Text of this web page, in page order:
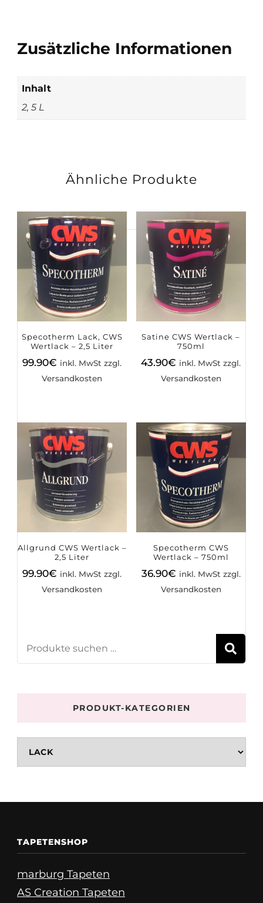
Zusätzliche Informationen
Inhalt
2, 5 L
Ähnliche Produkte
Specotherm Lack, CWS
Wertlack – 2,5 Liter
99.90€ inkl. MwSt zzgl.
Versandkosten
Satine CWS Wertlack –
750ml
43.90€ inkl. MwSt zzgl.
Versandkosten
Allgrund CWS Wertlack –
2,5 Liter
99.90€ inkl. MwSt zzgl.
Versandkosten
Specotherm CWS
Wertlack – 750ml
36.90€ inkl. MwSt zzgl.
Versandkosten
Suchen
nach:
PRODUKT-KATEGORIEN
TAPETENSHOP
marburg Tapeten
AS Creation Tapeten